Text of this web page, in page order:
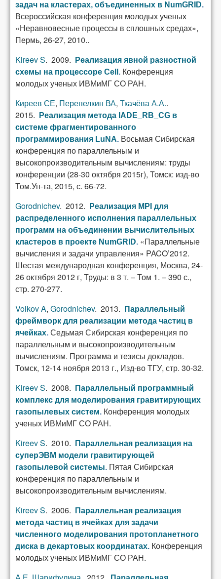
задач на кластерах, объединенных в NumGRID.
Всероссийская конференция молодых ученых
«Неравновесные процессы в сплошных средах»,
Пермь, 26-27, 2010..
Kireev S. 2009.
Реализация явной разностной
схемы на процессоре Cell . Конференция
молодых ученых ИВМиМГ СО РАН.
Киреев СЕ, Перепелкин ВА, Ткачёва А.А..
2015.
Реализация метода IADE_RB_CG в
системе фрагментированного
программирования LuNA. Восьмая Сибирская
конференция по параллельным и
высокопроизводительным вычислениям: труды
конференции (28-30 октября 2015г), Томск: изд-во
Том.Ун-та, 2015, с. 66-72.
Gorodnichev. 2012.
Реализация MPI для
распределенного исполнения параллельных
программ на объединении вычислительных
кластеров в проекте NumGRID. «Параллельные
вычисления и задачи управления» PACO’2012.
Шестая международная конференция, Москва, 24-
26 октября 2012 г, Труды: в 3 т. – Том 1. – 390 с.,
стр. 270-277.
Volkov A, Gorodnichev. 2013.
Параллельный
фреймворк для реализации метода частиц в
ячейках. Седьмая Сибирская конференция по
параллельным и высокопроизводительным
вычислениям. Программа и тезисы докладов.
Томск, 12-14 ноября 2013 г., Изд-во ТГУ, стр. 30-32.
Kireev S. 2008.
Параллельный программный
комплекс для моделирования гравитирующих
газопылевых систем. Конференция молодых
ученых ИВМиМГ СО РАН.
Kireev S. 2010.
Параллельная реализация на
суперЭВМ модели гравитирующей
газопылевой системы. Пятая Сибирская
конференция по параллельным и
высокопроизводительным вычислениям.
Kireev S. 2006.
Параллельная реализация
метода частиц в ячейках для задачи
численного моделирования протопланетного
диска в декартовых координатах. Конференция
молодых ученых ИВМиМГ СО РАН.